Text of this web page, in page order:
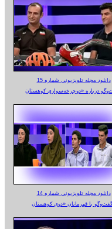
دانلود مجله تلویزیونی شماره 15
دانلود مجله تلویزیونی شماره 14